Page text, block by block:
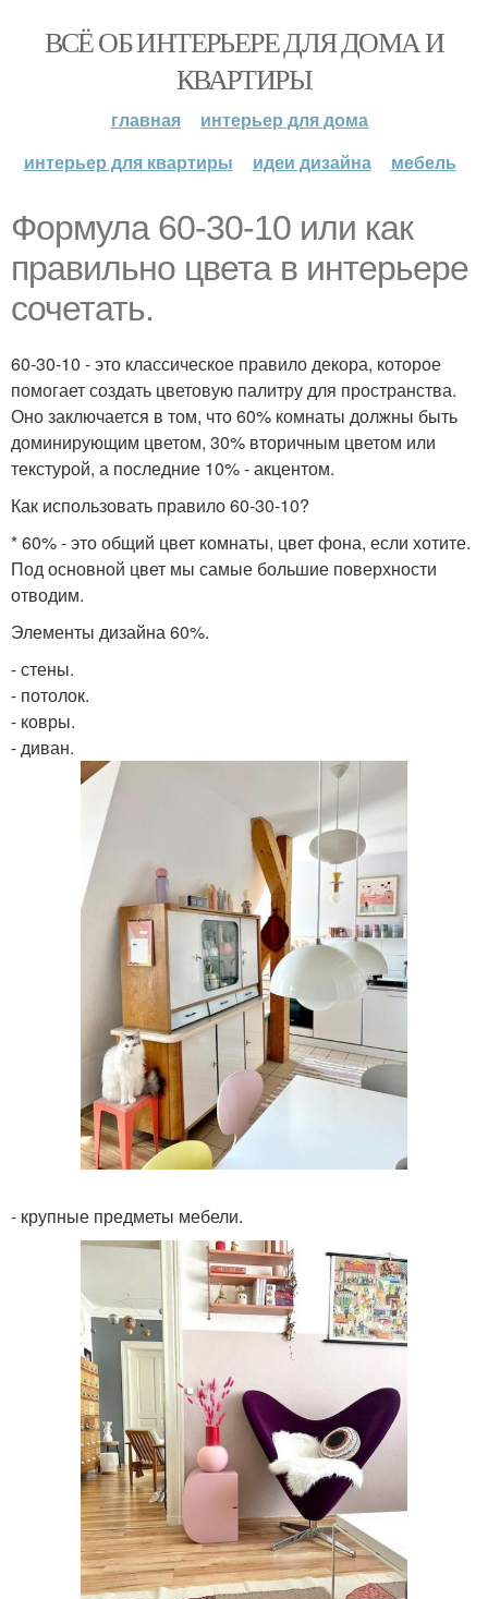
ВСЁ ОБ ИНТЕРЬЕРЕ ДЛЯ ДОМА И
КВАРТИРЫ
главная
интерьер для дома
интерьер для квартиры
идеи дизайна мебель
Формула 60-30-10 или как
правильно цвета в интерьере
сочетать.
60-30-10 - это классическое правило декора, которое
помогает создать цветовую палитру для пространства.
Оно заключается в том, что 60% комнаты должны быть
доминирующим цветом, 30% вторичным цветом или
текстурой, а последние 10% - акцентом.
Как использовать правило 60-30-10?
* 60% - это общий цвет комнаты, цвет фона, если хотите.
Под основной цвет мы самые большие поверхности
отводим.
Элементы дизайна 60%.
- стены.
- потолок.
- ковры.
- диван.
- крупные предметы мебели.